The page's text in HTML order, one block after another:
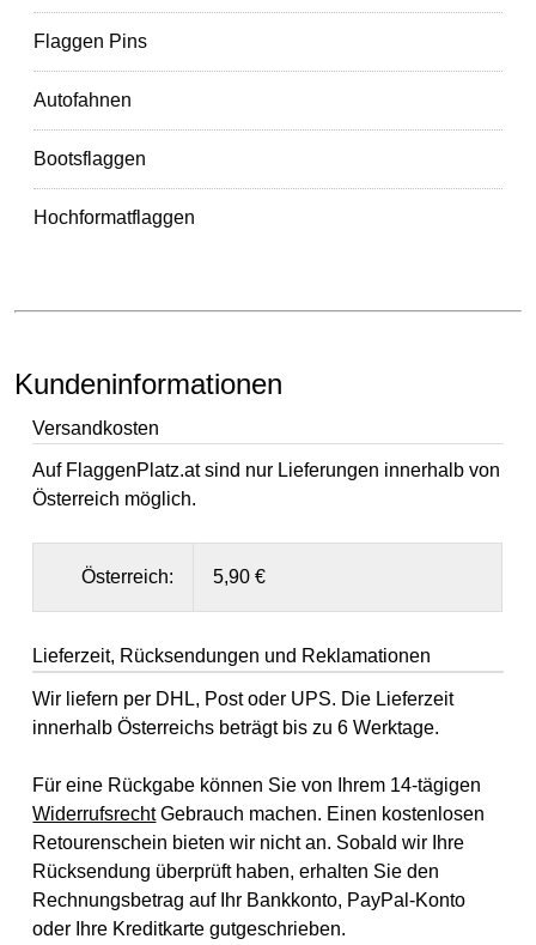
Flaggen Pins
Autofahnen
Bootsflaggen
Hochformatflaggen
Kundeninformationen
Versandkosten
Auf FlaggenPlatz.at sind nur Lieferungen innerhalb von
Österreich möglich.
Österreich: 5,90 €
Lieferzeit, Rücksendungen und Reklamationen
Wir liefern per DHL, Post oder UPS. Die Lieferzeit
innerhalb Österreichs beträgt bis zu 6 Werktage.
Für eine Rückgabe können Sie von Ihrem 14-tägigen
WiderrufsrechtGebrauch machen. Einen kostenlosen
Retourenschein bieten wir nicht an. Sobald wir Ihre
Rücksendung überprüft haben, erhalten Sie den
Rechnungsbetrag auf Ihr Bankkonto, PayPal-Konto
oder Ihre Kreditkarte gutgeschrieben.